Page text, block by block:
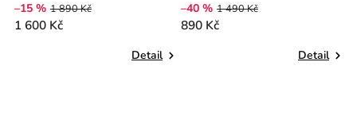
–15 % 1 890 Kč
1 600 Kč
Detail
–40 % 1 490 Kč
890 Kč
Detail